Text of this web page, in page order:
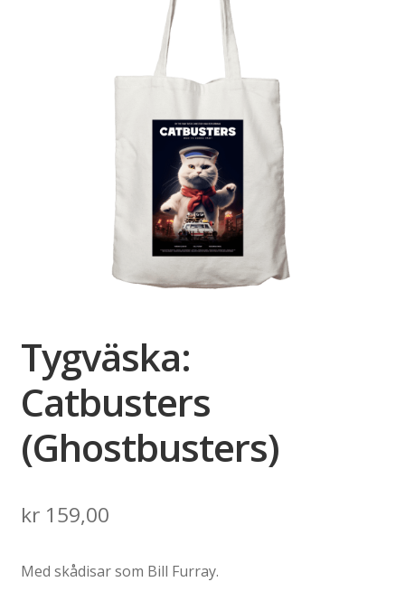
Tygväska:
Catbusters
(Ghostbusters)
kr159,00
Med skådisar som Bill Furray.